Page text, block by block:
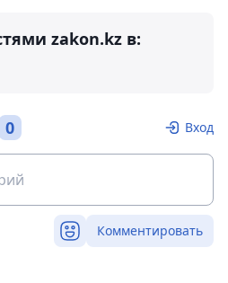
zakon.kz в:
0 Вход
Комментировать